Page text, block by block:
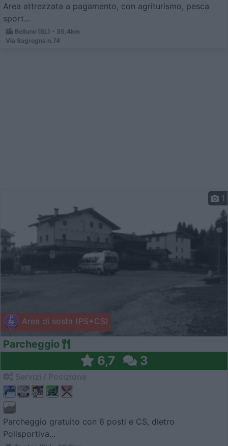
Area attrezzata a pagamento, con agriturismo, pesca
sport...
Belluno (BL) - 35.4km
Via Sagrogna n.74
Area di sosta (PS+CS)
1
Parcheggio
6,7 3
Parcheggio gratuito con 6 posti e CS, dietro
Polisportiva...